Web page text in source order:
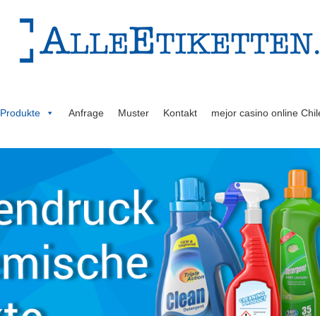
Produkte Anfrage Muster Kontakt mejor casino online